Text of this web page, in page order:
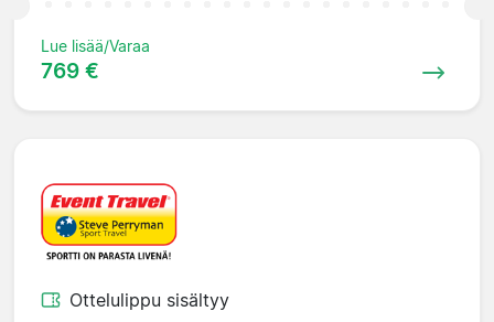
Lue lisää/Varaa
769 €
Ottelulippu sisältyy